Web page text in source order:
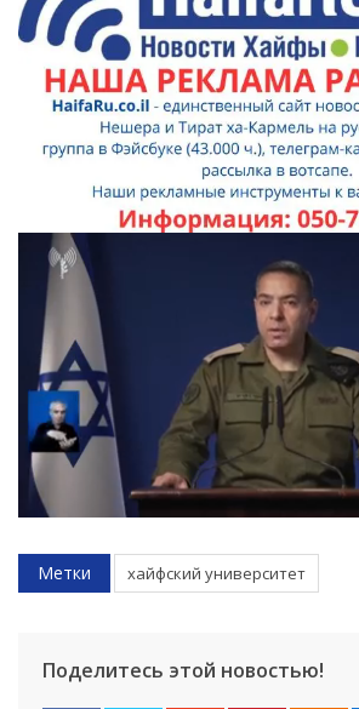
Метки хайфский университет
Поделитесь этой новостью!